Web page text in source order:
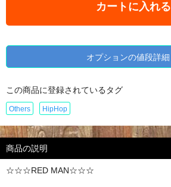
カートに入れる
オプションの値段詳細
この商品に登録されているタグ
Others HipHop
商品の説明
☆☆☆RED MAN☆☆☆